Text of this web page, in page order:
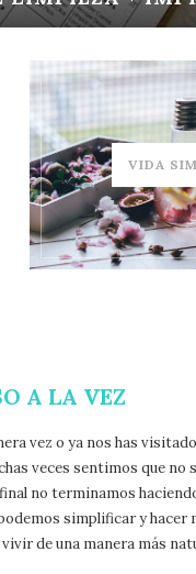
VIDA
A LA VEZ
vez o ya nos has
veces sentimos que no
no terminamos
simplificar y hacer
de una manera más